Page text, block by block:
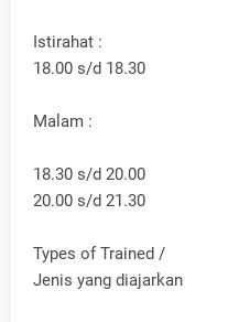
Istirahat :
18.00 s/d 18.30
Malam :
18.30 s/d 20.00
20.00 s/d 21.30
Types of Trained /
Jenis yang diajarkan